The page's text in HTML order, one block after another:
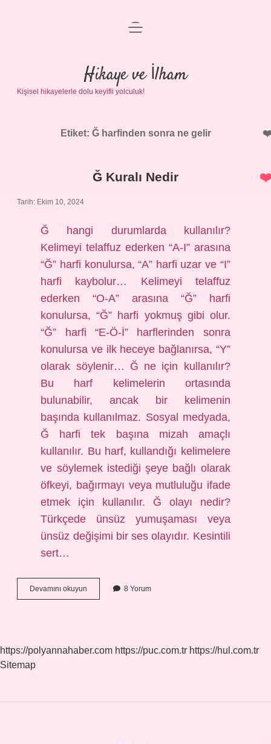
Anasayfa
Gizlilik Politikası
Yasal Uyarı
menüyü
Hikaye ve İlham
Kişisel hikayelerle dolu keyifli yolculuk!
Etiket: Ğ harfinden sonra ne gelir
Ğ Kuralı Nedir
Tarih: Ekim 10, 2024
Ğ hangi durumlarda kullanılır?
Kelimeyi telaffuz ederken “A-I” arasına
“Ğ” harfi konulursa, “A” harfi uzar ve “I”
harfi kaybolur… Kelimeyi telaffuz
ederken “O-A” arasına “Ğ” harfi
konulursa, “Ğ” harfi yokmuş gibi olur.
“Ğ” harfi “E-Ö-İ” harflerinden sonra
konulursa ve ilk heceye bağlanırsa, “Y”
olarak söylenir… Ğ ne için kullanılır?
Bu harf kelimelerin ortasında
bulunabilir, ancak bir kelimenin
başında kullanılmaz. Sosyal medyada,
Ğ harfi tek başına mizah amaçlı
kullanılır. Bu harf, kullandığı kelimelere
ve söylemek istediği şeye bağlı olarak
öfkeyi, bağırmayı veya mutluluğu ifade
etmek için kullanılır. Ğ olayı nedir?
Türkçede ünsüz yumuşaması veya
ünsüz değişimi bir ses olayıdır. Kesintili
sert…
Devamını okuyun
Kuralı
8 Yorum
https://polyannahaber.com https://puc.com.tr https://hul.com.tr
Sitemap